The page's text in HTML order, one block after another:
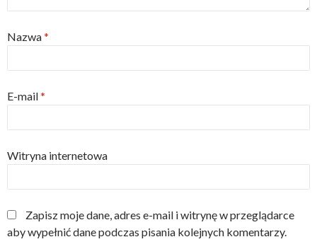
Nazwa*
E-mail*
Witryna internetowa
Zapisz moje dane, adres e-mail i witrynę w przeglądarce
aby wypełnić dane podczas pisania kolejnych komentarzy.